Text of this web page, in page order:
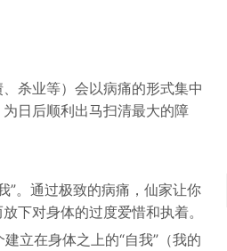
杀业等）会以病痛的形式集中
日后顺利出马扫清最大的障
”。通过极致的病痛，仙家让你
下对身体的过度爱惜和执着。
立在身体之上的“自我”（我的